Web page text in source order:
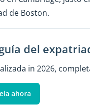
de Boston.
del
in 2026,
ahora